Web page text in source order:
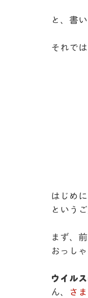
と、書
それで
はじめに
という
まず、
おっし
ウイル
ん、
さ